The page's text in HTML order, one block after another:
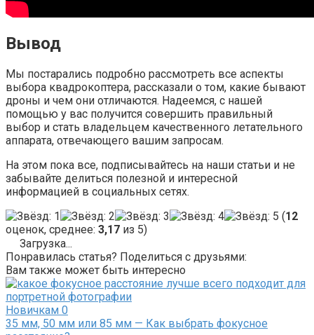
Вывод
Мы постарались подробно рассмотреть все аспекты
выбора квадрокоптера, рассказали о том, какие бывают
дроны и чем они отличаются. Надеемся, с нашей
помощью у вас получится совершить правильный
выбор и стать владельцем качественного летательного
аппарата, отвечающего вашим запросам.
На этом пока все, подписывайтесь на наши статьи и не
забывайте делиться полезной и интересной
информацией в социальных сетях.
(12
оценок, среднее: 3,17 из 5)
Загрузка...
Понравилась статья? Поделиться с друзьями:
Вам также может быть интересно
Новичкам 0
35 мм, 50 мм или 85 мм — Как выбрать фокусное